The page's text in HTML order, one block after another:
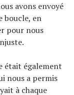
avons envoyé
boucle, en
pour nous
était également
nous a permis
à chaque